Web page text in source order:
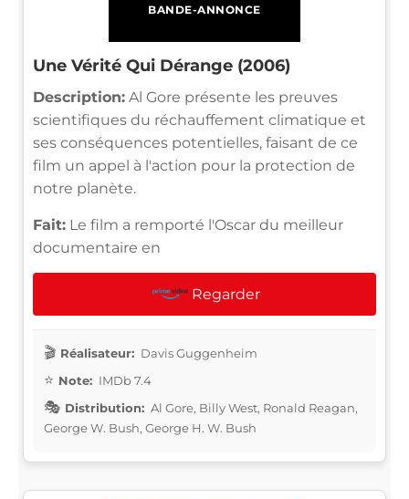
BANDE-ANNONCE
Une Vérité Qui Dérange (2006)
Description: Al Gore présente les preuves
scientifiques du réchauffement climatique et
ses conséquences potentielles, faisant de ce
film un appel à l'action pour la protection de
notre planète.
Fait: Le film a remporté l'Oscar du meilleur
documentaire en
Regarder
Réalisateur: Davis Guggenheim
Note: IMDb 7.4
Distribution: Al Gore, Billy West, Ronald Reagan,
George W. Bush, George H. W. Bush